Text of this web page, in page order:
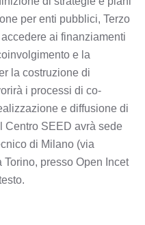
per enti pubblici, Terzo
ai finanziamenti
e la
la costruzione di
i processi di co-
e diffusione di
Centro SEED avrà sede
di Milano (via
presso Open Incet